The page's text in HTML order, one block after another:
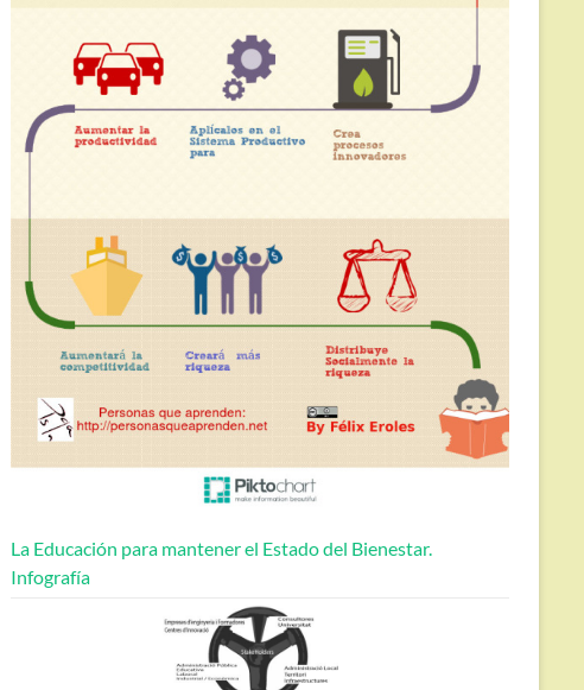
La Educación para mantener el Estado del Bienestar.
Infografía